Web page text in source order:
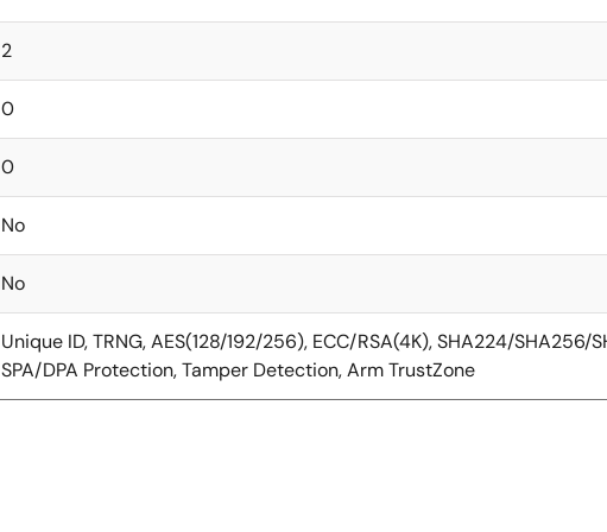
2
0
0
No
No
Unique ID, TRNG, AES(128/192/256), ECC/RSA(4K), SHA224/SHA256/
SPA/DPA Protection, Tamper Detection, Arm TrustZone